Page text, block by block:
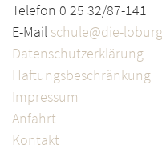
Telefon 0 25 32/87-141
E-Mail schule@die-
Datenschutzerklärung
Haftungsbeschränkung
Impressum
Anfahrt
Kontakt